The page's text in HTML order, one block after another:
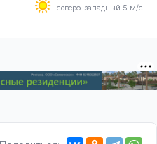
северо-западный 5 м/с